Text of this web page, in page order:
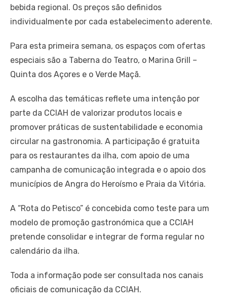
bebida regional. Os preços são definidos
individualmente por cada estabelecimento aderente.
Para esta primeira semana, os espaços com ofertas
especiais são a Taberna do Teatro, o Marina Grill –
Quinta dos Açores e o Verde Maçã.
A escolha das temáticas reflete uma intenção por
parte da CCIAH de valorizar produtos locais e
promover práticas de sustentabilidade e economia
circular na gastronomia. A participação é gratuita
para os restaurantes da ilha, com apoio de uma
campanha de comunicação integrada e o apoio dos
municípios de Angra do Heroísmo e Praia da Vitória.
A “Rota do Petisco” é concebida como teste para um
modelo de promoção gastronómica que a CCIAH
pretende consolidar e integrar de forma regular no
calendário da ilha.
Toda a informação pode ser consultada nos canais
oficiais de comunicação da CCIAH.